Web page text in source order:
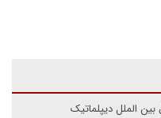
الملل دیپلماتیک